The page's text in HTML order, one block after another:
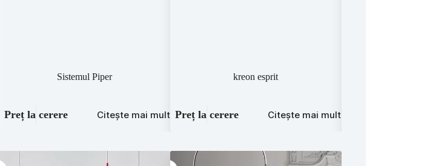
Sistemul Piper
Preț la cerere Citește mai mult
kreon esprit
Preț la cerere Citește mai mult